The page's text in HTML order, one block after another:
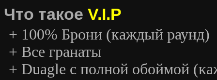
Что такое V.I.P
+ 100% Брони (каждый раунд)
+ Все гранаты
+ Duagle с полной обоймой